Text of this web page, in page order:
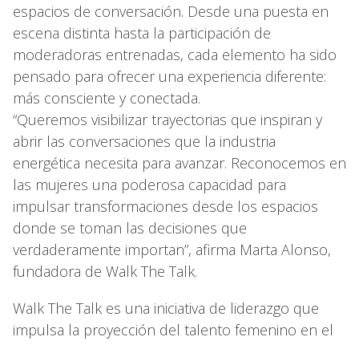
espacios de conversación. Desde una puesta en
escena distinta hasta la participación de
moderadoras entrenadas, cada elemento ha sido
pensado para ofrecer una experiencia diferente:
más consciente y conectada.
“Queremos visibilizar trayectorias que inspiran y
abrir las conversaciones que la industria
energética necesita para avanzar. Reconocemos en
las mujeres una poderosa capacidad para
impulsar transformaciones desde los espacios
donde se toman las decisiones que
verdaderamente importan”, afirma Marta Alonso,
fundadora de Walk The Talk.
Walk The Talk es una iniciativa de liderazgo que
impulsa la proyección del talento femenino en el